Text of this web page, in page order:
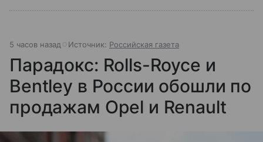
5 часов назад Источник: Российская газета
Парадокс: Rolls-Royce и
Bentley в России обошли по
продажам Opel и Renault